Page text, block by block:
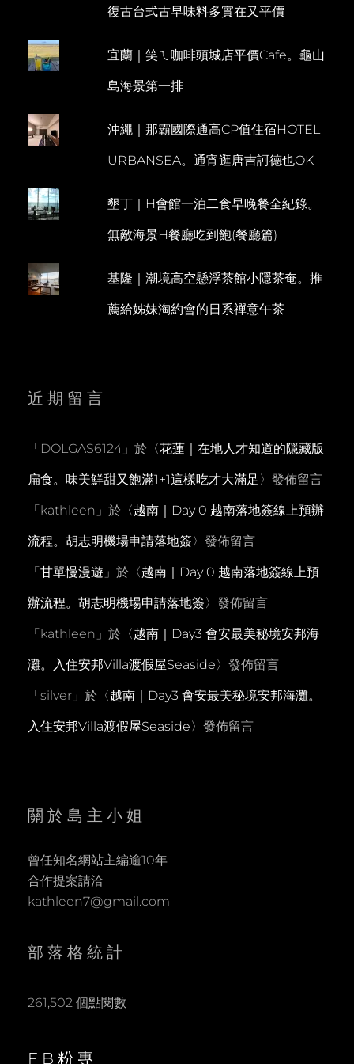
復古台式古早味料多實在又平價
宜蘭｜笑ㄟ咖啡頭城店平價Cafe。龜山
島海景第一排
沖繩｜那霸國際通高CP值住宿HOTEL
URBANSEA。通宵逛唐吉訶德也OK
墾丁｜H會館一泊二食早晚餐全紀錄。
無敵海景H餐廳吃到飽(餐廳篇)
基隆｜潮境高空懸浮茶館小隱茶奄。推
薦給姊妹淘約會的日系禪意午茶
近期留言
「DOLGAS6124」於〈花蓮｜在地人才知道的隱藏版
扁食。味美鮮甜又飽滿1+1這樣吃才大滿足 〉發佈留言
「kathleen 」於〈越南｜Day 0 越南落地簽線上預辦
流程。胡志明機場申請落地簽〉發佈留言
「甘單慢漫遊 」於〈越南｜Day 0 越南落地簽線上預
辦流程。胡志明機場申請落地簽〉發佈留言
「kathleen 」於〈越南｜Day3 會安最美秘境安邦海
灘。入住安邦Villa渡假屋Seaside〉發佈留言
「silver 」於〈越南｜Day3 會安最美秘境安邦海灘。
入住安邦Villa渡假屋Seaside〉發佈留言
關於島主小姐
曾任知名網站主編逾10年
合作提案請洽
kathleen7@gmail.com
部落格統計
261,502 個點閱數
FB粉專